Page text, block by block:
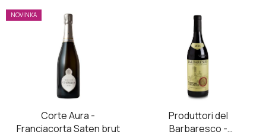
V
ý
NOVINKA
Corte Aura -
Franciacorta Saten brut
Produttori del
Barbaresco -